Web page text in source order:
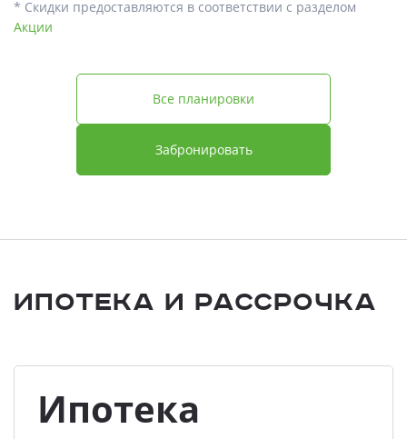
* Скидки предоставляются в соответствии с разделом
Акции
Забронировать
Все планировки
Ипотека и Рассрочка
Ипотека